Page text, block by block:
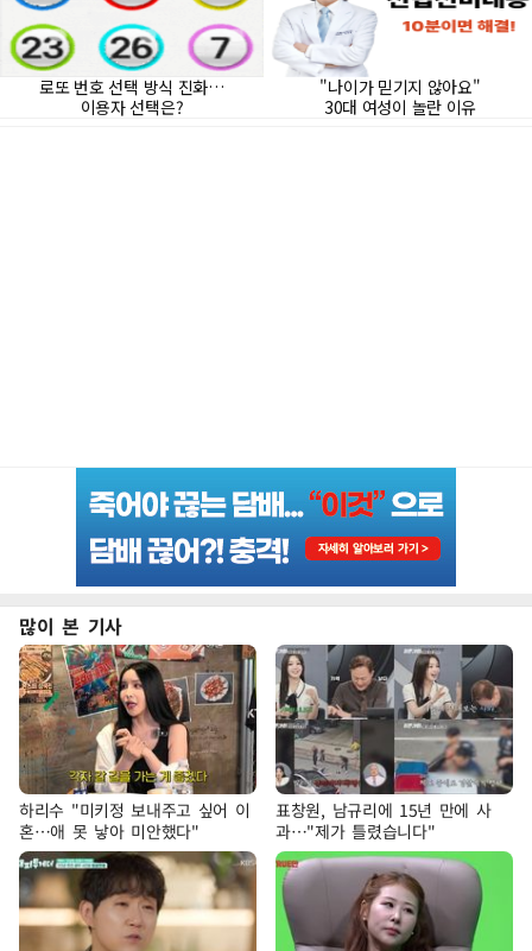
많이 본 기사
하리수 "미키정 보내주고 싶어 이
혼…애 못 낳아 미안했다"
표창원, 남규리에 15년 만에 사
과…"제가 틀렸습니다"